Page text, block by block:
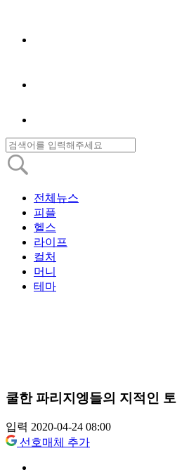
전체뉴스
피플
헬스
라이프
컬처
머니
테마
쿨한 파리지엥들의 지적인
입력 2020-04-24 08:00
선호매체 추가